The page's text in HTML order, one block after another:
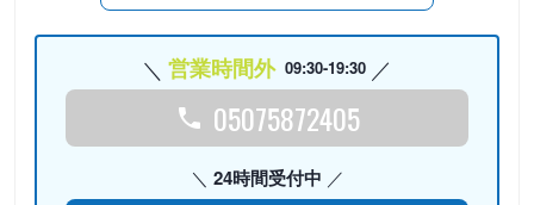
営業時間外 09:30-19:30
05075872405
24時間受付中